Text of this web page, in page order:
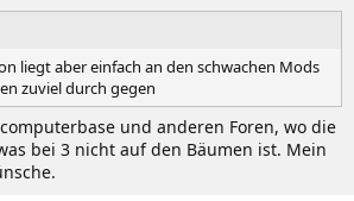
liegt aber einfach an den schwachen Mods
zuviel durch gegen
und anderen Foren, wo die
bei 3 nicht auf den Bäumen ist. Mein